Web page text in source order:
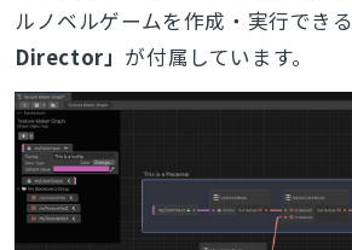
ルノベルゲームを作成・実行できる
Director」 が付属しています。